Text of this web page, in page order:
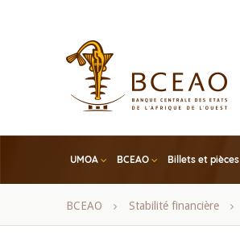
UMOA BCEAO Billets et pièces
Fil
BCEAO Stabilité financière